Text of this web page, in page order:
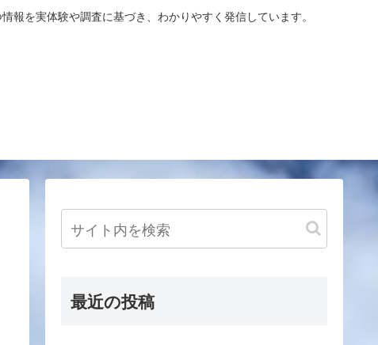
を実体験や調査に基づき、わかりやすく発信しています。
最近の投稿